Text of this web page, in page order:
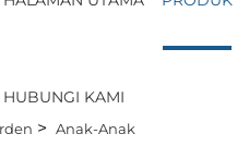
HUBUNGI KAMI
> Anak-Anak